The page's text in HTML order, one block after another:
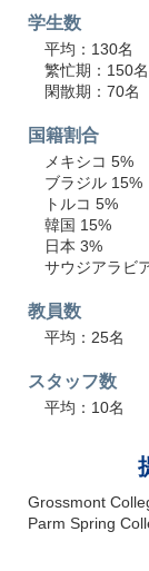
学生数
平均：130名
繁忙期：150名
閑散期：70名
国籍割合
メキシコ 5%
ブラジル 15%
トルコ 5%
韓国 15%
日本 3%
サウジアラビ
教員数
平均：25名
スタッフ数
平均：10名
Grossmont
Parm Spring